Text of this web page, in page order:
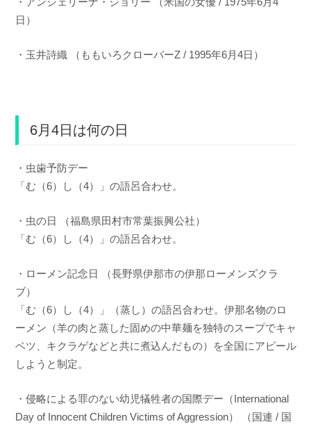
日）
・玉井詩織 （ももいろクローバーZ / 1995年6月4日）
6月4日は何の日
・虫歯予防デー
「む（6）し（4）」の語呂合わせ。
・虫の日 （福島県田村市常葉振興公社）
「む（6）し（4）」の語呂合わせ。
・ローメン記念日 （長野県伊那市の伊那ローメンズクラ
ブ）
「む（6）し（4）」（蒸し）の語呂合わせ。伊那名物のロ
ーメン（羊の肉と蒸した固めの中華麺を独特のスープでキャ
ベツ、キクラゲなどと共に煮込んだもの）を全国にアピール
しようと制定。
・侵略による罪のない幼児犠牲者の国際デー（International
Day of Innocent Children Victims of Aggression） （国連 / 国